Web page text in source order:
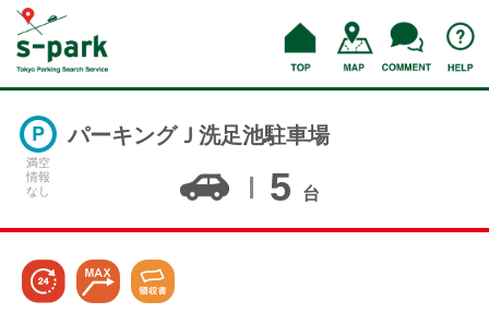
満空
情報
なし
パーキングＪ洗足池駐車場
5 台